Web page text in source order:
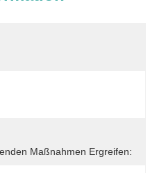
Maßnahmen Ergreifen: